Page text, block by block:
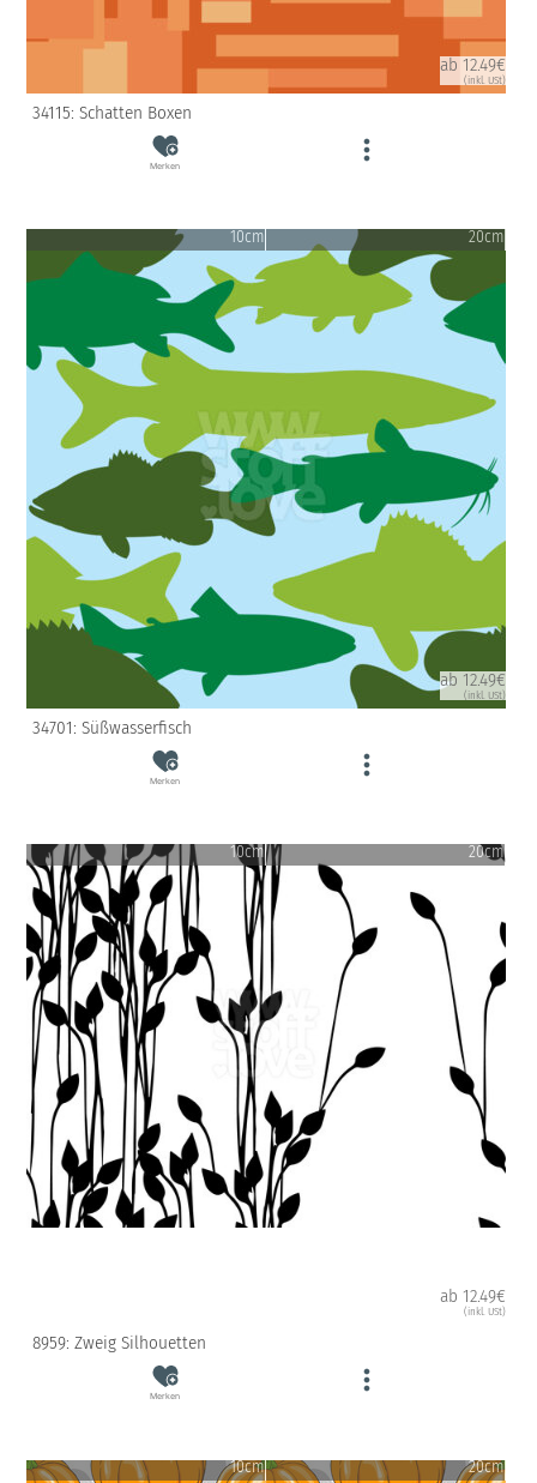
ab 12.49€
(inkl. USt)
34115: Schatten Boxen
Merken
10cm 20cm
ab 12.49€
(inkl. USt)
34701: Süßwasserfisch
Merken
10cm 20cm
ab 12.49€
(inkl. USt)
8959: Zweig Silhouetten
Merken
10cm 20cm